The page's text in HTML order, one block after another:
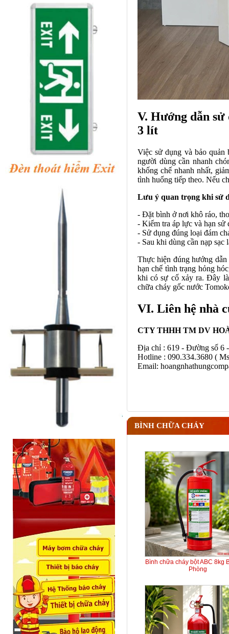
V. Hướng dẫn sử
3 lít
Việc sử dụng và bảo
người dùng cần nhanh
khống chế nhanh nhất,
tình huống tiếp theo. Nếu
Lưu ý quan trọng khi sử
- Đặt bình ở nơi khô ráo,
- Kiểm tra áp lực và hạn
- Sử dụng đúng loại đám
- Sau khi dùng cần nạp sạc
Thực hiện đúng hướng
hạn chế tình trạng hỏng
khi có sự cố xảy ra. Đây
chữa cháy gốc nước
VI. Liên hệ nhà
CTY THHH TM DV
Địa chỉ : 619 - Đường số 6
Hotline : 090.334.3680 (
Email:
BÌNH CHỮA CHÁY
Bình chữa cháy bột ABC 8kg
Phòng